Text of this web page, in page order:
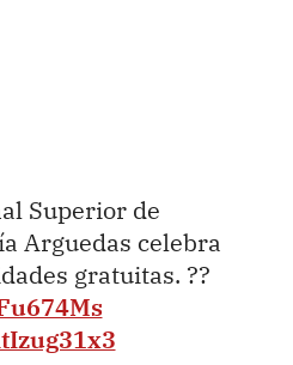
Superior de
Arguedas celebra
gratuitas. ??